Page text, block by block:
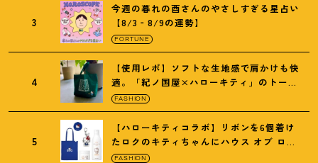
3
今週の暮れの酉さんのやさしすぎる星占い
【8/3‐8/9の運勢】
FORTUNE
4
【使用レポ】ソフトな生地感で肩かけも快
適。「紀ノ国屋×ハローキティ」のトート
がガシガシ使えて最高です
FASHION
5
【ハローキティコラボ】リボンを6個着け
たロクのキティちゃんにハウス オブ ロー
ゼの限定パケも
FASHION